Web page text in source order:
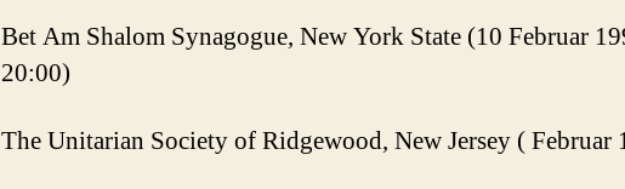
Bet Am Shalom Synagogue, New York State (10 Februar
20:00)
The Unitarian Society of Ridgewood, New Jersey ( Februar